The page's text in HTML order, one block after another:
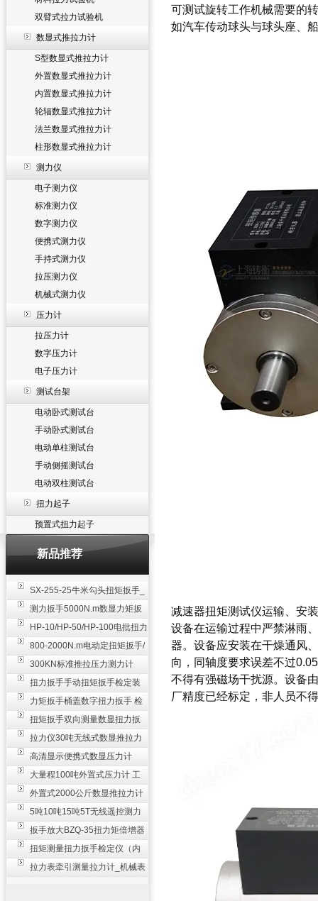
双臂式拉力试验机
数显式推拉力计
S型数显式推拉力计
外置数显式推拉力计
内置数显式推拉力计
轮辐数显式推拉力计
法兰数显式推拉力计
柱形数显式推拉力计
测力仪
电子测力仪
标准测力仪
数字测力仪
便携式测力仪
手持式测力仪
拉压测力仪
机械式测力仪
压力计
拉压力计
数字压力计
电子压力计
测试台架
电动卧式测试台
手动卧式测试台
电动单柱测试台
手动侧摇测试台
电动双柱测试台
扭力起子
预置式扭力起子
新品推荐
SX-255-25牛米勾头扭矩扳手_
螺栓紧固扭力扳手
测力扳手5000N.m数显力矩扳
手 非标扭力扳手工业级
HP-10/HP-50/HP-100电批扭力
测试仪,测量仪
800-2000N.m电动定扭矩扳手/
扭矩电动扳手
300KN标准推拉压力测力计
_0.3级数显压力仪
扭力扳手手动扭矩扳手检定装
置 50-100N扳手测量仪器
力矩扳手桶盖数字扭力扳手 检
测瓶盖拧紧扭矩工具
扭矩扳手双向测量数显扭力扳
手 2000N,m力矩扳手价格
拉力仪30吨无线式数显推拉力
计 数字显示测力计80T
高清显示便携式数显压力计
300N500n_手持电子测力计
大量程100吨外置式压力计 工
业用数显测力计价格
外置式2000公斤数显推拉力计
_数字拉力压力测试仪
5吨10吨15吨5T无线遥控测力
计_带遥控电子拉力计数显式
扳手放大BZQ-35扭力矩倍增器
_3500牛米扭力倍力器仪
扭矩测量扭力扳手检定仪（内
置打印） 扭矩检验仪器
拉力表牵引测量拉力计_机械表
可测试旋转工作机械需要的
如汽车传动球头与球头座、
减速器扭矩测试仪运输、安
设备在运输过程中严禁淋雨
器。设备应安装在干燥通风
向，同轴度要求误差不过
不得有强磁场干扰源。设备
厂精度已经标定，非人员不